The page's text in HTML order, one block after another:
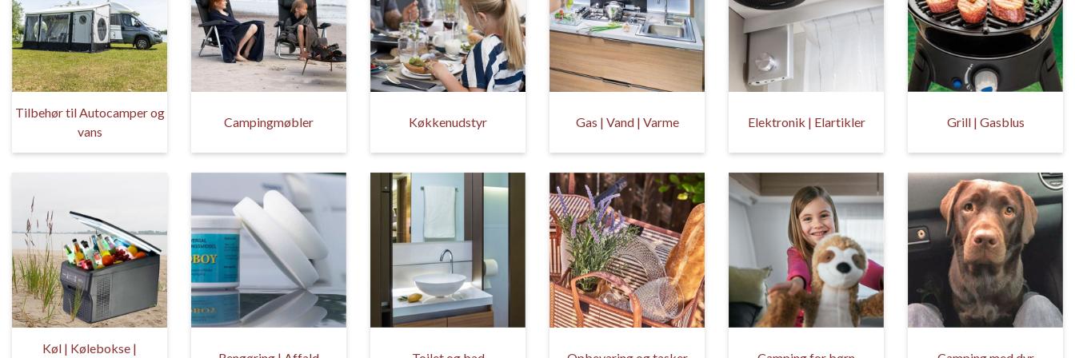
Tilbehør til Autocamper og
vans
Campingmøbler Køkkenudstyr Gas | Vand | Varme Elektronik | Elartikler Grill | Gasblus
Køl | Kølebokse |